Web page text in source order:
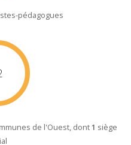
pédagogues
de l'Ouest, dont1 siège